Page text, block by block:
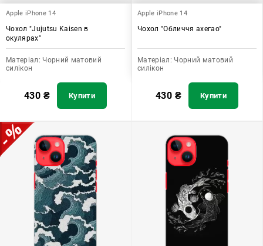
Apple iPhone 14
Чохол "Jujutsu Kaisen в
окулярах"
Матеріал: Чорний матовий
силікон
430 ₴ Купити
Apple iPhone 14
Чохол "Обличчя ахегао"
Матеріал: Чорний матовий
силікон
430 ₴ Купити